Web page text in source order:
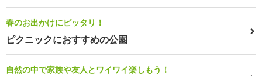
春のお出かけにピッタリ！
ピクニックにおすすめの公園
自然の中で家族や友人とワイワイ楽しもう！